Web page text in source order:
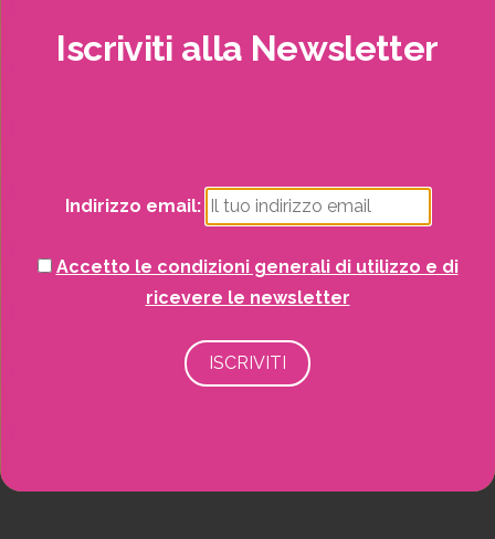
Piscine e idro
Recinzioni
Iscriviti alla Newsletter
Indirizzo email:
Accetto le condizioni generali di utilizzo e di
ricevere le newsletter